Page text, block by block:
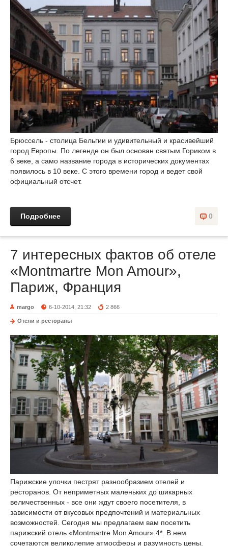
Брюссель - столица Бельгии и удивительный и красивейший
город Европы. По легенде он был основан святым Гориком в
6 веке, а само название города в исторических документах
появилось в 10 веке. С этого времени город и ведет свой
официальный отсчет.
0
Подробнее
7 интересных фактов об отеле
«Montmartre Mon Amour»,
Париж, Франция
margo 6-10-2014, 21:32 2 866
Отели и рестораны
Парижские улочки пестрят разнообразием отелей и
ресторанов. От неприметных маленьких до шикарных
величественных - все они ждут своего посетителя, в
зависимости от вкусовых предпочтений и материальных
возможностей. Сегодня мы предлагаем вам посетить
парижский отель «Montmartre Mon Amour» 4*. В нем
сочетаются великолепие атмосферы и разумность цены.